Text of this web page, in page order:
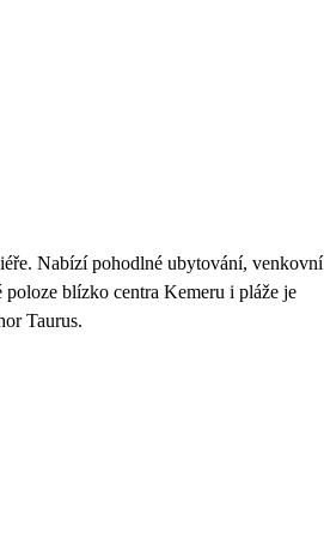
Nabízí pohodlné ubytování, venkovní
blízko centra Kemeru i pláže je
Taurus.